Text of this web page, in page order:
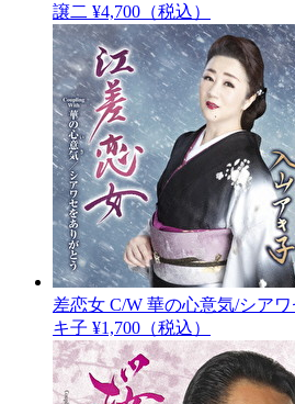
譲二 ¥4,700（税込）
差恋女 C/W 華の心意気/シア
キ子 ¥1,700（税込）